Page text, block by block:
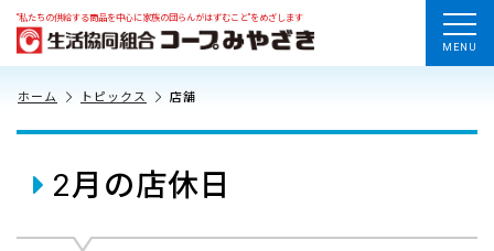
“私たちの供給する商品を中心に家族の団らんがはずむこと”をめざします
MENU
ホーム トピックス 店舗
2月の店休日